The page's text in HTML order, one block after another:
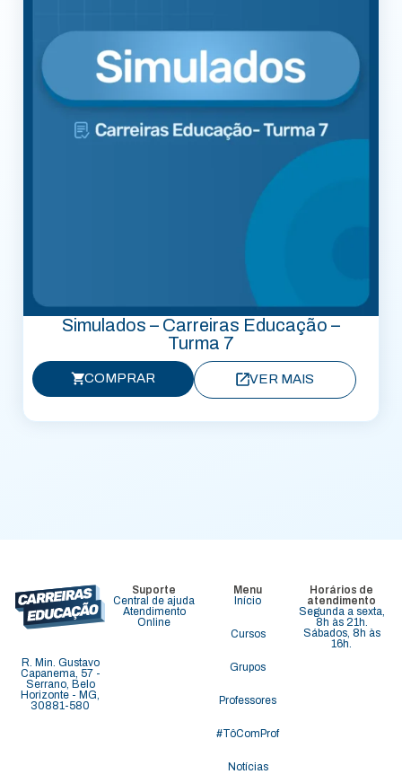
Simulados – Carreiras Educação –
Turma 7
COMPRAR VER MAIS
R. Min. Gustavo
Capanema, 57 -
Serrano, Belo
Horizonte - MG,
30881-580
Suporte
Central de ajuda
Atendimento
Online
Menu
Início
Cursos
Grupos
Professores
#TôComProf
Notícias
Horários de
atendimento
Segunda a sexta,
8h às 21h.
Sábados, 8h às
16h.